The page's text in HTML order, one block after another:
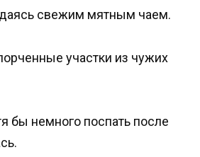
свежим мятным чаем.
участки из чужих
бы немного поспать после